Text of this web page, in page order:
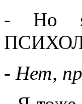
- Но я
- Нет,